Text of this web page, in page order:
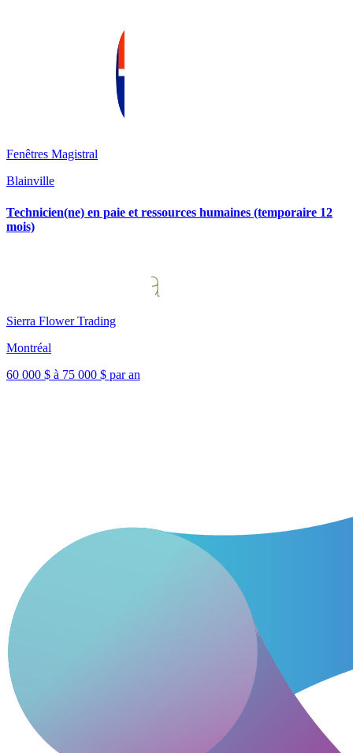
Fenêtres Magistral
Blainville
Technicien(ne) en paie et ressources humaines (temporaire 12
mois)
Sierra Flower Trading
Montréal
60 000 $ à 75 000 $ par an